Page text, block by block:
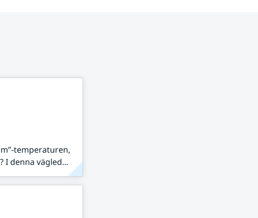
temperaturen,
denna vägled...